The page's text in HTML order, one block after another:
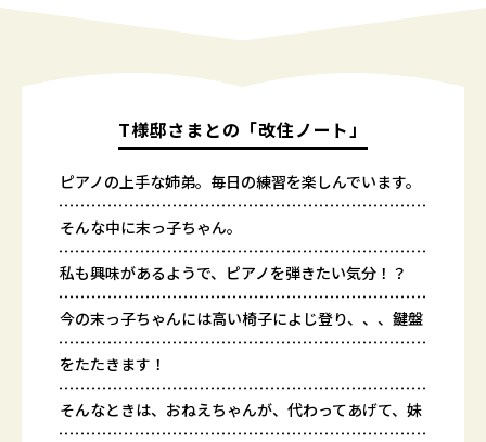
T様邸さまとの「改住ノート」
ピアノの上手な姉弟。毎日の練習を楽しんでいます。
そんな中に末っ子ちゃん。
私も興味があるようで、ピアノを弾きたい気分！？
今の末っ子ちゃんには高い椅子によじ登り、、、鍵盤
をたたきます！
そんなときは、おねえちゃんが、代わってあげて、妹